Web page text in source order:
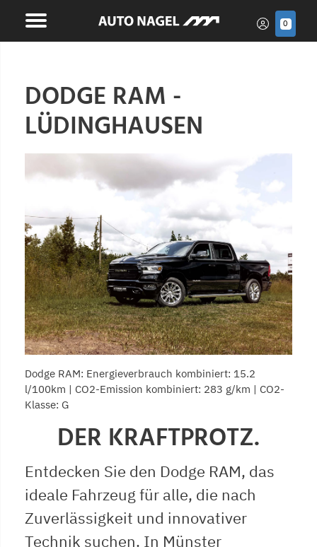
0
DODGE RAM -
LÜDINGHAUSEN
Dodge RAM: Energieverbrauch kombiniert: 15.2
l/100km | CO2-Emission kombiniert: 283 g/km | CO2-
Klasse: G
DER KRAFTPROTZ.
Entdecken Sie den Dodge RAM, das
ideale Fahrzeug für alle, die nach
Zuverlässigkeit und innovativer
Technik suchen. In Münster